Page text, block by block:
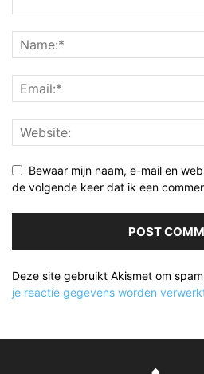
Bewaar mijn naam, e-mail en
de volgende keer dat ik een
Deze site gebruikt Akismet om
je reactie gegevens worden